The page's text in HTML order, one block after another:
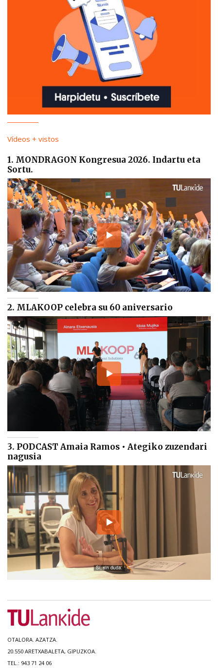
Vídeos + vistos
1. MONDRAGON Kongresua 2026. Indartu eta
Sortu.
2. MLAKOOP celebra su 60 aniversario
3. PODCAST Amaia Ramos • Ategiko zuzendari
nagusia
OTALORA. AZATZA.
20.550 ARETXABALETA, GIPUZKOA.
TEL.: 943 71 24 06